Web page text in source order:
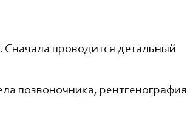
Сначала проводится детальный
позвоночника, рентгенография